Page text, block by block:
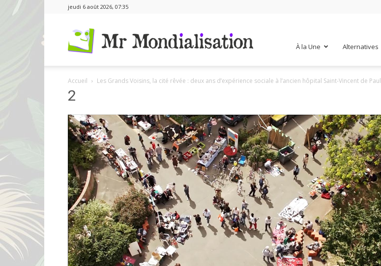
jeudi 6 août 2026, 07:35
À la Une Alternatives
Accueil Les Grands Voisins, la cité rêvée : deux ans d’expérience sociale à l’ancien hôpital Saint-Vincent de Paul
2